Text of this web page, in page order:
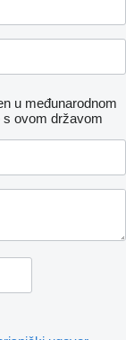
u međunarodnom
s ovom državom